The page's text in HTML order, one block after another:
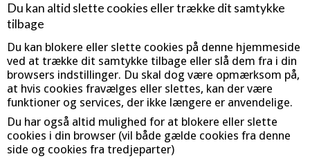
Du kan altid slette cookies eller trække dit samtykke
tilbage
Du kan blokere eller slette cookies på denne hjemmeside
ved at trække dit samtykke tilbage eller slå dem fra i din
browsers indstillinger. Du skal dog være opmærksom på,
at hvis cookies fravælges eller slettes, kan der være
funktioner og services, der ikke længere er anvendelige.
Du har også altid mulighed for at blokere eller slette
cookies i din browser (vil både gælde cookies fra denne
side og cookies fra tredjeparter)